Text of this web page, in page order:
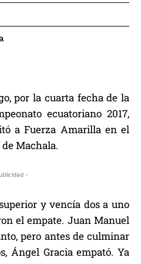
por la cuarta fecha de la
ecuatoriano 2017,
a Fuerza Amarilla en el
de Machala.
-
y vencía dos a uno
el empate. Juan Manuel
pero antes de culminar
Ángel Gracia empató. Ya